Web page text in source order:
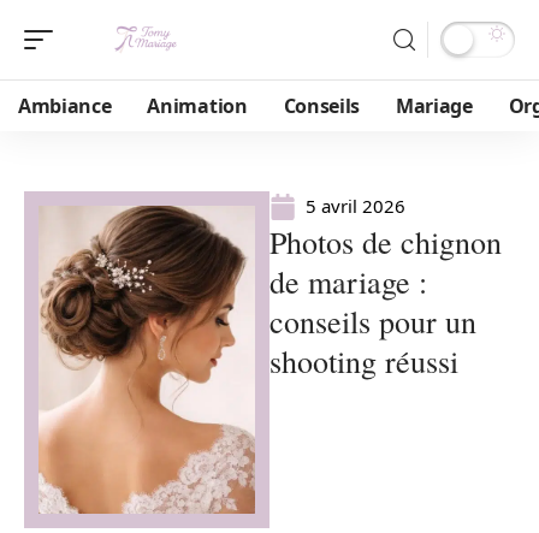
Ambiance Animation Conseils Mariage
5 avril 2026
Photos de chignon
de mariage :
conseils pour un
shooting réussi